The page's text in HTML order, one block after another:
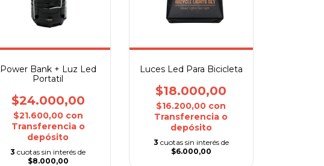
Power Bank + Luz Led
Portatil
$24.000,00
$21.600,00 con
Transferencia o
depósito
3 cuotas sin interés de
$8.000,00
Luces Led Para Bicicleta
$18.000,00
$16.200,00 con
Transferencia o
depósito
3 cuotas sin interés de
$6.000,00